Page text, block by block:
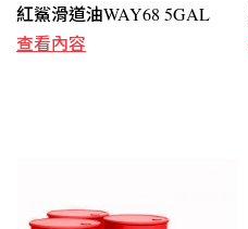
紅鯊滑道油WAY68 5GAL
查看內容